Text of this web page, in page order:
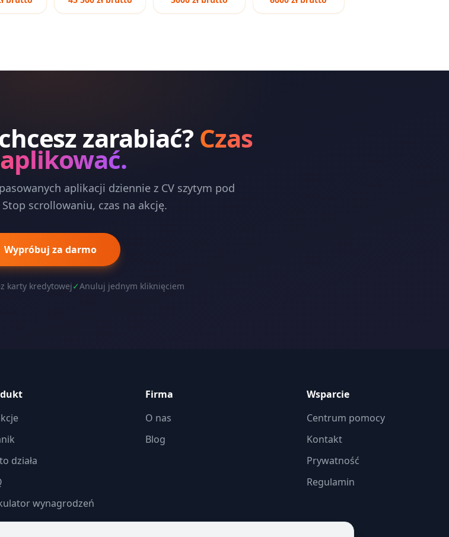
zarabiać?Czas
aplikacji dziennie z CV szytym pod
scrollowaniu, czas na akcję.
Wypróbuj za darmo
karty kredytowej✓Anuluj jednym kliknięciem
działa
wynagrodzeń
Firma
O nas
Blog
Wsparcie
Centrum pomocy
Kontakt
Prywatność
Regulamin